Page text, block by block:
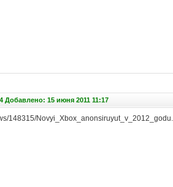
Добавлено: 15 июня 2011 11:17
148315/